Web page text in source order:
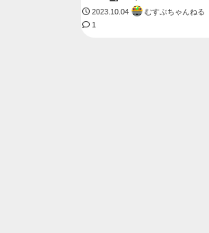
2023.10.04
むすぶちゃんねる
1